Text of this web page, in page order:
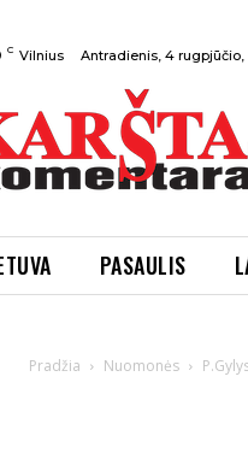
C Vilnius Antradienis, 4 rugpjūčio,
PASAULIS
Pradžia Nuomonės